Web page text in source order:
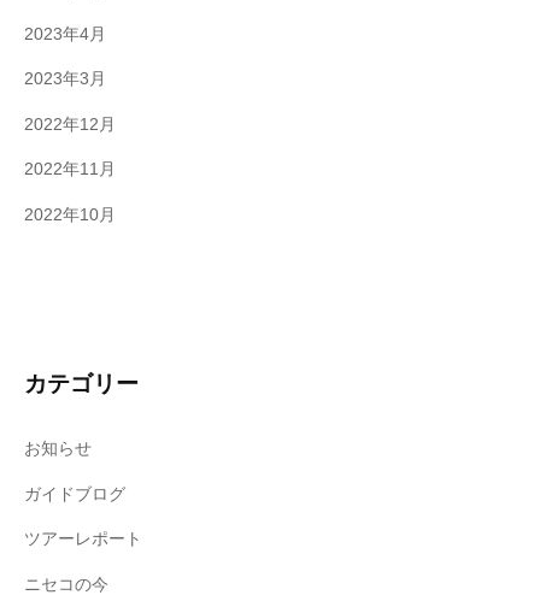
2023年4月
2023年3月
2022年12月
2022年11月
2022年10月
カテゴリー
お知らせ
ガイドブログ
ツアーレポート
ニセコの今